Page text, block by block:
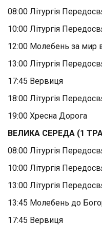
08:00 Літургія
10:00 Літургія
12:00 Молебень за мир
13:00 Літургія
17:45 Вервиця
18:00 Літургія
19:00 Хресна Дорога
ВЕЛИКА СЕРЕДА (1
08:00 Літургія
10:00 Літургія
13:00 Літургія
13:45 Молебень до
17:45 Вервиця